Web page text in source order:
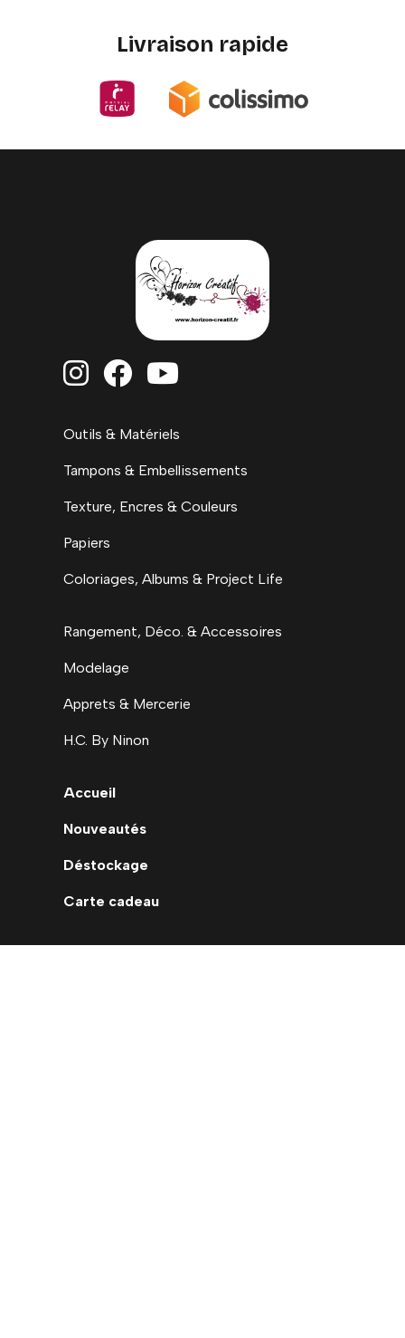
Livraison rapide
  
Outils & Matériels
Tampons & Embellissements
Texture, Encres & Couleurs
Papiers
Coloriages, Albums & Project Life
Rangement, Déco. & Accessoires
Modelage
Apprets & Mercerie
H.C. By Ninon
Accueil
Nouveautés
Déstockage
Carte cadeau